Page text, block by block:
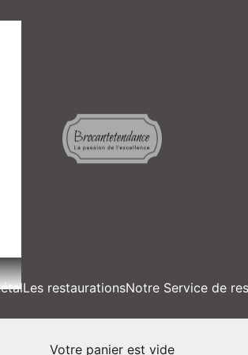
BROCANTETENDANCE
Les restaurationsNotre Service de
Votre panier est vide